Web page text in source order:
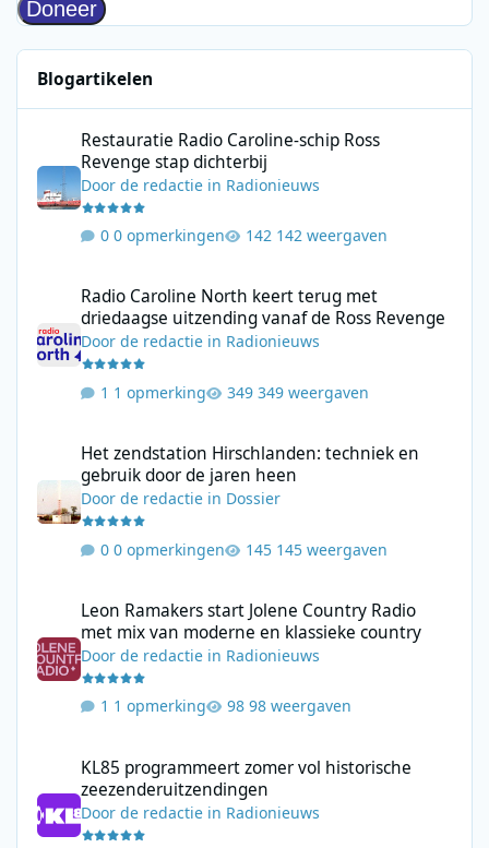
Blogartikelen
Restauratie Radio Caroline-schip Ross
Revenge stap dichterbij
Doorde redactie in Radionieuws
0 opmerkingen 142 weergaven
Radio Caroline North keert terug met
driedaagse uitzending vanaf de Ross Revenge
Doorde redactie in Radionieuws
1 opmerking 349 weergaven
Het zendstation Hirschlanden: techniek en
gebruik door de jaren heen
Doorde redactie in Dossier
0 opmerkingen 145 weergaven
Leon Ramakers start Jolene Country Radio
met mix van moderne en klassieke country
Doorde redactie in Radionieuws
1 opmerking 98 weergaven
KL85 programmeert zomer vol historische
zeezenderuitzendingen
Doorde redactie in Radionieuws